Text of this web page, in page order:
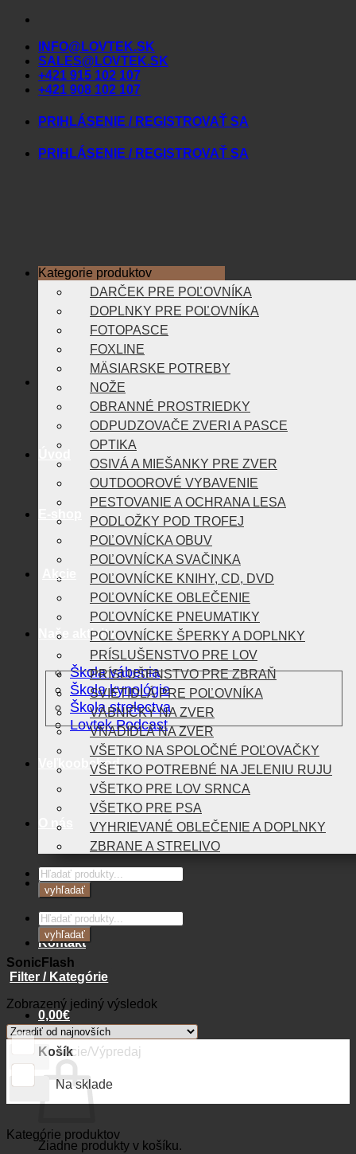
Skip
contentINFO@LOVTEK.SK
SALES@LOVTEK.SK
+421 915 102 107
+421 908 102 107
PRIHLÁSENIE / REGISTROVAŤ SA
PRIHLÁSENIE / REGISTROVAŤ SA
Akcie
Naše aktivity
Škola vábenia
Škola kynológie
Škola strelectva
Lovtek Podcast
Veľkoobchod
O nás
Blog
Kontakt
0,00€
Košík
Žiadne produkty v košíku.
Kategorie produktov
DARČEK PRE POĽOVNÍKA
DOPLNKY PRE POĽOVNÍKA
FOTOPASCE
FOXLINE
MÄSIARSKE POTREBY
NOŽE
OBRANNÉ PROSTRIEDKY
ODPUDZOVAČE ZVERI A PASCE
OPTIKA
OSIVÁ A MIEŠANKY PRE ZVER
OUTDOOROVÉ VYBAVENIE
PESTOVANIE A OCHRANA LESA
PODLOŽKY POD TROFEJ
POĽOVNÍCKA OBUV
POĽOVNÍCKA SVAČINKA
POĽOVNÍCKE KNIHY, CD, DVD
POĽOVNÍCKE OBLEČENIE
POĽOVNÍCKE PNEUMATIKY
POĽOVNÍCKE ŠPERKY A DOPLNKY
PRÍSLUŠENSTVO PRE LOV
PRÍSLUŠENSTVO PRE ZBRAŇ
SVIETIDLÁ PRE POĽOVNÍKA
VÁBNIČKY NA ZVER
VNADIDLÁ NA ZVER
VŠETKO NA SPOLOČNÉ POĽOVAČKY
VŠETKO POTREBNÉ NA JELENIU RUJU
VŠETKO PRE LOV SRNCA
VŠETKO PRE PSA
VYHRIEVANÉ OBLEČENIE A DOPLNKY
ZBRANE A STRELIVO
Products
search
vyhľadať
Products
search
vyhľadať
SonicFlash
Filter / Kategórie
Zobrazený jediný výsledok
Akcie/Výpredaj
Na sklade
Kategórie produktov